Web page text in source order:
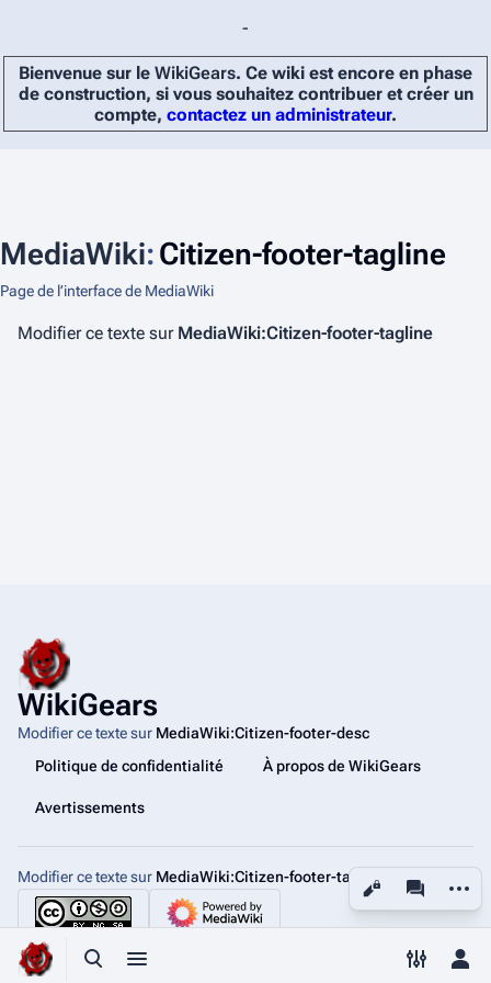
Basculer la recherche
Basculer le menu Changer
-
Bienvenue sur le WikiGears. Ce wiki est encore en phase
de construction, si vous souhaitez contribuer et créer un
compte, contactez un administrateur.
MediaWiki:Citizen-footer-tagline
Page de l’interface de MediaWiki
Affichages
Modifier ce texte sur MediaWiki:Citizen-footer-tagline
WikiGears
Modifier ce texte sur MediaWiki:Citizen-footer-desc
Politique de confidentialité
À propos de WikiGears
Avertissements
Modifier ce texte sur MediaWiki:Citizen-footer-tagline